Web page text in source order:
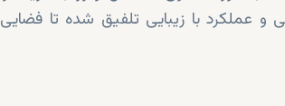
و عملکرد با زیبایی تلفیق شده تا